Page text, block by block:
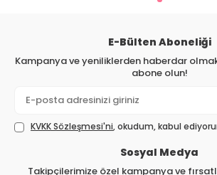
E-Bülten Aboneliği
Kampanya ve yeniliklerden haberdar
abone olun!
KVKK Sözleşmesi'ni, okudum, kabul
Sosyal Medya
Takipçilerimize özel kampanya ve